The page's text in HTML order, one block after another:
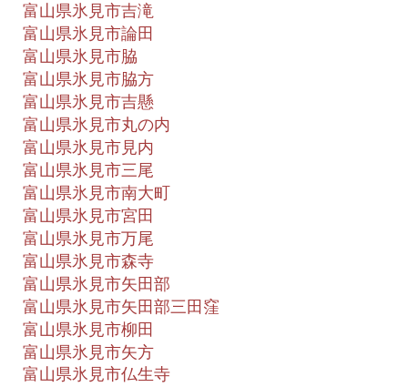
富山県氷見市吉滝
富山県氷見市論田
富山県氷見市脇
富山県氷見市脇方
富山県氷見市吉懸
富山県氷見市丸の内
富山県氷見市見内
富山県氷見市三尾
富山県氷見市南大町
富山県氷見市宮田
富山県氷見市万尾
富山県氷見市森寺
富山県氷見市矢田部
富山県氷見市矢田部三田窪
富山県氷見市柳田
富山県氷見市矢方
富山県氷見市仏生寺